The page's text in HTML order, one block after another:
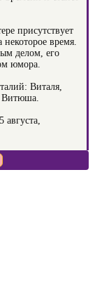
присутствует
время.
делом, его
юмора.
Виталя,
Витюша.